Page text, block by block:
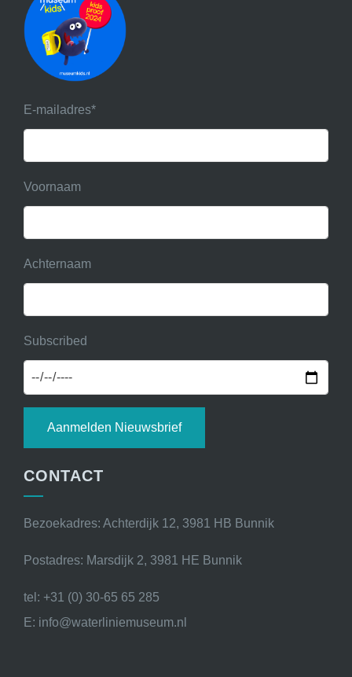
E-mailadres*
Voornaam
Achternaam
Subscribed
Aanmelden Nieuwsbrief
CONTACT
Bezoekadres: Achterdijk 12, 3981 HB Bunnik
Postadres: Marsdijk 2, 3981 HE Bunnik
tel: +31 (0) 30-65 65 285
E: info@waterliniemuseum.nl